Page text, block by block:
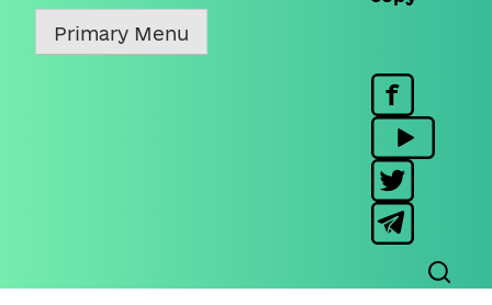
Primary Menu